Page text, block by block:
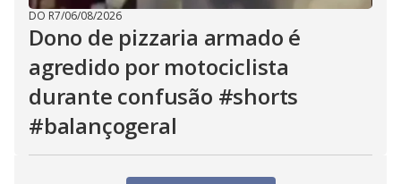
DO R7/06/08/2026
Dono de pizzaria armado é
agredido por motociclista
durante confusão #shorts
#balançogeral